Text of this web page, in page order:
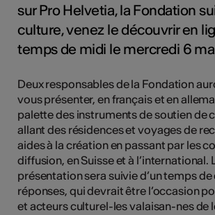
sur Pro Helvetia, la Fondation
culture, venez le découvrir en
temps de midi le mercredi 6
Deux responsables de la Fondation
vous présenter, en français et en
palette des instruments de soutien de
allant des résidences et voyages de
aides à la création en passant par les
diffusion, en Suisse et à l’international.
présentation sera suivie d’un temps
réponses, qui devrait être l’occasion
et acteurs culturel-les valaisan-nes de